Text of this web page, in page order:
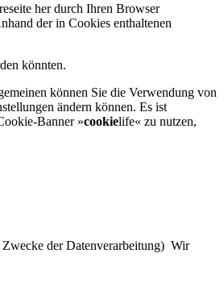
her durch Ihren Browser
der in Cookies enthaltenen
könnten.
können Sie die Verwendung von
ändern können. Es ist
Banner »cookielife« zu nutzen,
der Datenverarbeitung) Wir